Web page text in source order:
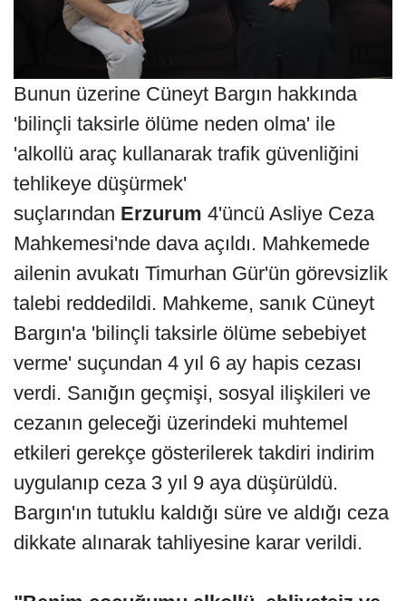
Bunun üzerine Cüneyt Bargın hakkında
'bilinçli taksirle ölüme neden olma' ile
'alkollü araç kullanarak trafik güvenliğini
tehlikeye düşürmek'
suçlarından Erzurum 4'üncü Asliye Ceza
Mahkemesi'nde dava açıldı. Mahkemede
ailenin avukatı Timurhan Gür'ün görevsizlik
talebi reddedildi. Mahkeme, sanık Cüneyt
Bargın'a 'bilinçli taksirle ölüme sebebiyet
verme' suçundan 4 yıl 6 ay hapis cezası
verdi. Sanığın geçmişi, sosyal ilişkileri ve
cezanın geleceği üzerindeki muhtemel
etkileri gerekçe gösterilerek takdiri indirim
uygulanıp ceza 3 yıl 9 aya düşürüldü.
Bargın'ın tutuklu kaldığı süre ve aldığı ceza
dikkate alınarak tahliyesine karar verildi.